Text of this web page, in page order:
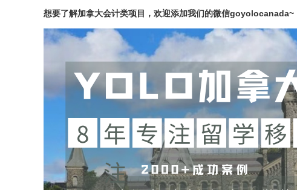
想要了解加拿大会计类项目，欢迎添加我们的微信goyolocanada~